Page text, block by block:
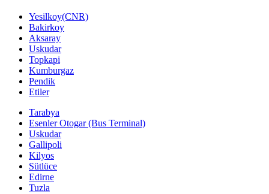
Yesilkoy(CNR)
Bakirkoy
Aksaray
Uskudar
Topkapi
Kumburgaz
Pendik
Etiler
Tarabya
Esenler Otogar (Bus Terminal)
Uskudar
Gallipoli
Kilyos
Sütlüce
Edirne
Tuzla